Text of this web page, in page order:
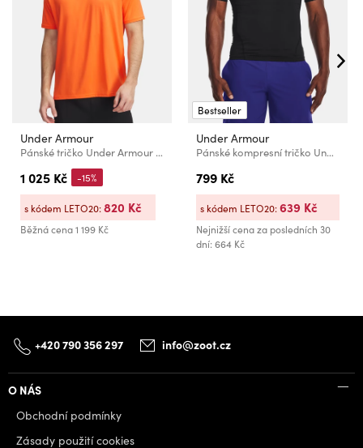
Under Armour
Pánské tričko Under Armour Vanish Energy SS
1 025 Kč
Běžná cena1 199 Kč
-15%
s kódem LETO20:820 Kč
Bestseller
Under Armour
Pánské kompresní tričko Under Armour HG Armour Comp SS
799 Kč
Nejnižší cena za posledních 30
dní: 664 Kč
s kódem LETO20:639 Kč
+420 790 356 297 info@zoot.cz
O NÁS
Obchodní podmínky
Zásady použití cookies